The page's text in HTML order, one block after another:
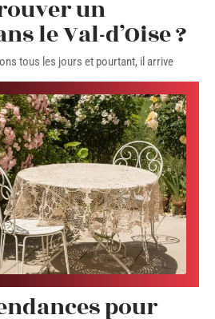
un
le Val-d’Oise ?
tous les jours et pourtant, il arrive
pour